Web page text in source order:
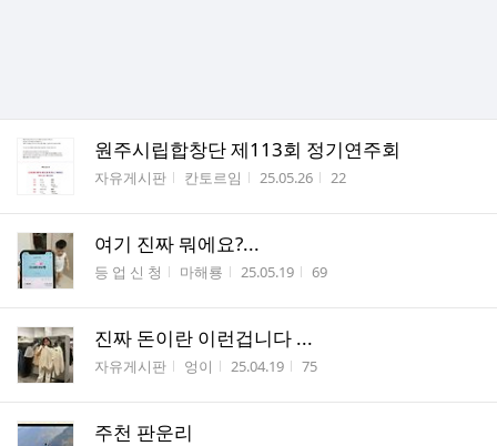
원주시립합창단 제113회 정기연주회
게시판명
자유게시판 작성자
칸토르임 작성시간
25.05.26 조회수
22
여기 진짜 뭐에요?...
게시판명
등 업 신 청 작성자
마해룡 작성시간
25.05.19 조회수
69
진짜 돈이란 이런겁니다 ...
게시판명
자유게시판 작성자
엉이 작성시간
25.04.19 조회수
75
주천 판운리